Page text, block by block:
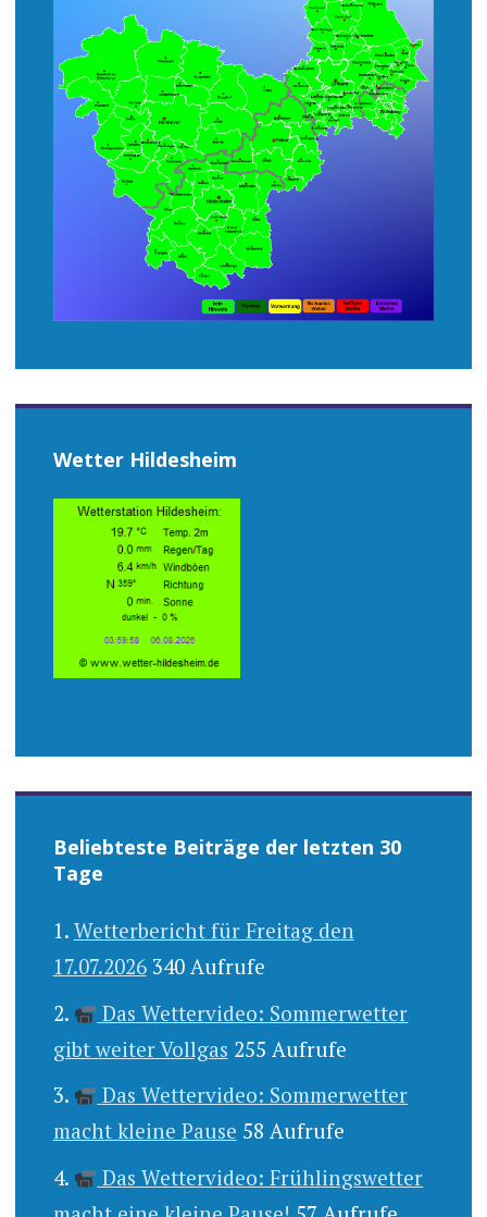
Wetter Hildesheim
Beliebteste Beiträge der letzten 30
Tage
Wetterbericht für Freitag den
17.07.2026 340 Aufrufe
Das Wettervideo: Sommerwetter
gibt weiter Vollgas 255 Aufrufe
Das Wettervideo: Sommerwetter
macht kleine Pause 58 Aufrufe
Das Wettervideo: Frühlingswetter